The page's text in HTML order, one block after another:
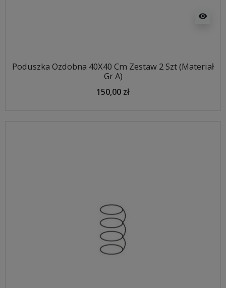
visibility
Poduszka Ozdobna 40X40 Cm Zestaw 2 Szt (Materiał
Gr A)
150,00 zł